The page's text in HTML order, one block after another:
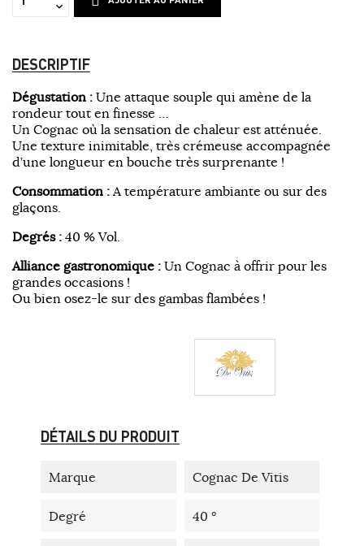
DESCRIPTIF
Dégustation : Une attaque souple qui amène de la
rondeur tout en finesse …
Un Cognac où la sensation de chaleur est atténuée.
Une texture inimitable, très crémeuse accompagnée
d’une longueur en bouche très surprenante !
Consommation :A température ambiante ou sur des
glaçons.
Degrés : 40 % Vol.
Alliance gastronomique : Un Cognac à offrir pour les
grandes occasions !
Ou bien osez-le sur des gambas flambées !
DÉTAILS DU PRODUIT
Marque Cognac De Vitis
Degré 40 °